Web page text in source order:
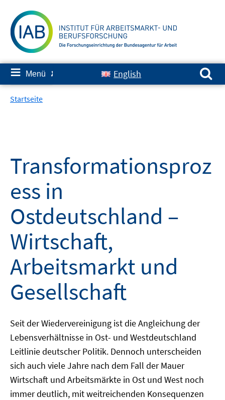
zum
Inhalt
≡ Menü ✘ English
Suchen nach:
Startseite
Transformationsproz
ess in
Ostdeutschland –
Wirtschaft,
Arbeitsmarkt und
Gesellschaft
Seit der Wiedervereinigung ist die Angleichung der
Lebensverhältnisse in Ost- und Westdeutschland
Leitlinie deutscher Politik. Dennoch unterscheiden
sich auch viele Jahre nach dem Fall der Mauer
Wirtschaft und Arbeitsmärkte in Ost und West noch
immer deutlich, mit weitreichenden Konsequenzen